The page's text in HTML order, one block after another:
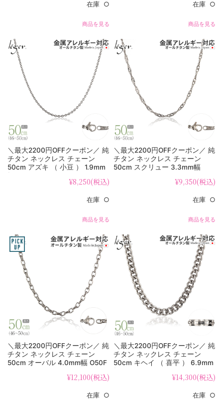
在庫 ○
商品を見る
在庫 ○
商品を見る
＼最大2200円OFFクーポン／ 純
チタン ネックレス チェーン
50cm アズキ （ 小豆 ） 1.9mm
¥8,250(税込)
在庫 ○
商品を見る
＼最大2200円OFFクーポン／ 純
チタン ネックレス チェーン
50cm スクリュー 3.3mm幅
¥9,350(税込)
在庫 ○
商品を見る
＼最大2200円OFFクーポン／ 純
チタン ネックレス チェーン
50cm オーバル 4.0mm幅 O50F
¥12,100(税込)
在庫 ○
＼最大2200円OFFクーポン／ 純
チタン ネックレス チェーン
50cm キヘイ （ 喜平 ） 6.9mm
¥14,300(税込)
在庫 ○